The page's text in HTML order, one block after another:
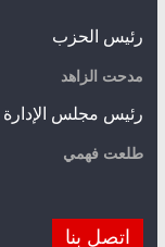
رئيس الحزب
مدحت الزاهد
رئيس مجلس الإدارة
طلعت فهمي
اتصل بنا